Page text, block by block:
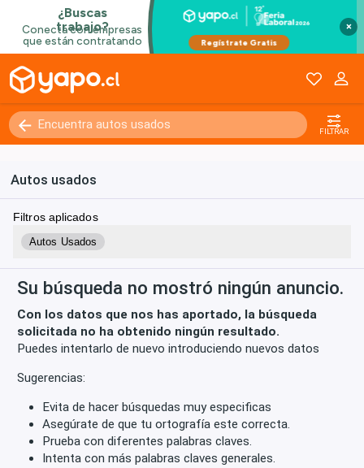
×
FILTRAR
Autos usados
Filtros aplicados
Autos Usados
Su búsqueda no mostró ningún anuncio.
Con los datos que nos has aportado, la búsqueda
solicitada no ha obtenido ningún resultado.
Puedes intentarlo de nuevo introduciendo nuevos datos
Sugerencias:
Evita de hacer búsquedas muy especificas
Asegúrate de que tu ortografía este correcta.
Prueba con diferentes palabras claves.
Intenta con más palabras claves generales.
Kilómetros 0 - 250000+